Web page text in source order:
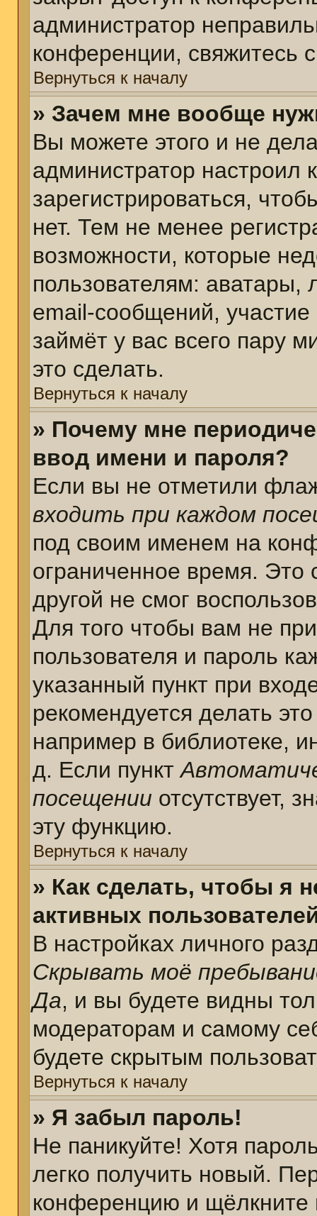
администратор
конференции, свяжитесь
Вернуться к началу
» Зачем мне вообще
Вы можете этого и не
администратор
зарегистрироваться,
нет. Тем не менее
возможности, которые
пользователям: аватары,
email-сообщений, участие
займёт у вас всего пару
это сделать.
Вернуться к началу
» Почему мне
ввод имени и пароля?
Если вы не отметили
входить при каждом
под своим именем на
ограниченное время. Это
другой не смог
Для того чтобы вам не
пользователя и пароль
указанный пункт при
рекомендуется делать
например в библиотеке,
д. Если пункт
посещении отсутствует,
эту функцию.
Вернуться к началу
» Как сделать, чтобы я
активных
В настройках личного
Скрывать моё
Да, и вы будете видны
модераторам и самому
будете скрытым
Вернуться к началу
» Я забыл пароль!
Не паникуйте! Хотя
легко получить новый.
конференцию и щёлкните